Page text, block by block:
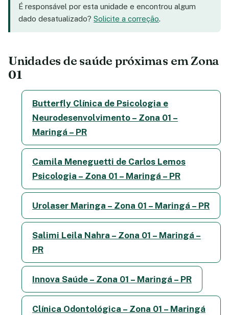
É responsável por esta unidade e encontrou algum
dado desatualizado? Solicite a correção.
Unidades de saúde próximas em Zona
01
Butterfly Clínica de Psicologia e
Neurodesenvolvimento – Zona 01 –
Maringá – PR
Camila Meneguetti de Carlos Lemos
Psicologia – Zona 01 – Maringá – PR
Urolaser Maringa – Zona 01 – Maringá – PR
Salimi Leila Nahra – Zona 01 – Maringá –
PR
Innova Saúde – Zona 01 – Maringá – PR
Clínica Odontológica – Zona 01 – Maringá